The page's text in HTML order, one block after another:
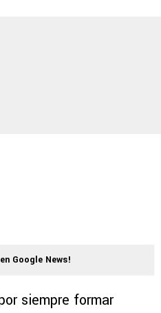
Google News!
siempre formar